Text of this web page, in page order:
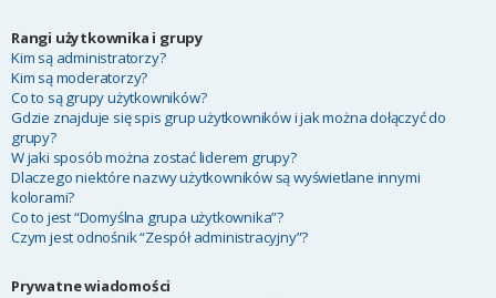
Rangi użytkownika i grupy
Kim są administratorzy?
Kim są moderatorzy?
Co to są grupy użytkowników?
Gdzie znajduje się spis grup użytkowników i jak można dołączyć do
grupy?
W jaki sposób można zostać liderem grupy?
Dlaczego niektóre nazwy użytkowników są wyświetlane innymi
kolorami?
Co to jest “Domyślna grupa użytkownika”?
Czym jest odnośnik “Zespół administracyjny”?
Prywatne wiadomości